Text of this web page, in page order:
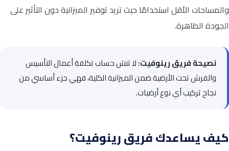
والمساحات الأقل استخدامًا حيث تريد توفير الميزانية دون التأثير على
الجودة الظاهرة.
نصيحة فريق رينوفيت:لا تنسَ حساب تكلفة أعمال التأسيس
والفرش تحت الأرضية ضمن الميزانية الكلية، فهي جزء أساسي من
نجاح تركيب أي نوع أرضيات.
كيف يساعدك فريق رينوفيت؟